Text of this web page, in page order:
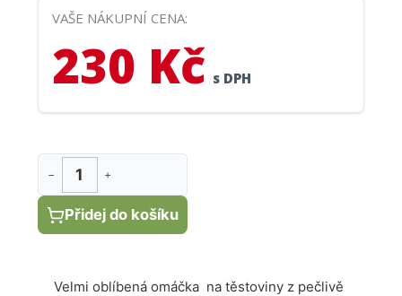
uvařenými těstovinami a rychlá večeře či oběd je
na světě.
VAŠE NÁKUPNÍ CENA:
230 Kč s DPH
− +
Přidej do košíku
Velmi oblíbená omáčka na těstoviny z pečlivě